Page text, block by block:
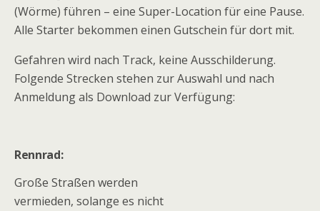
(Wörme) führen – eine Super-Location für eine Pause.
Alle Starter bekommen einen Gutschein für dort mit.
Gefahren wird nach Track, keine Ausschilderung.
Folgende Strecken stehen zur Auswahl und nach
Anmeldung als Download zur Verfügung:
Rennrad:
Große Straßen werden
vermieden, solange es nicht